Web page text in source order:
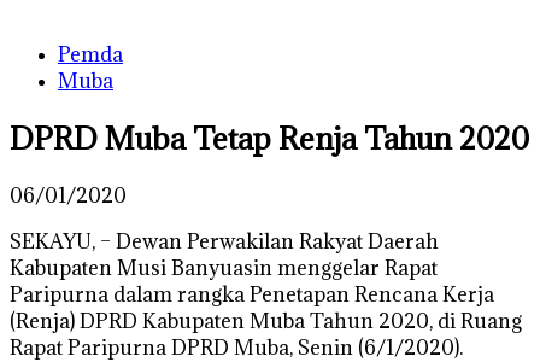
Pemda
Muba
DPRD Muba Tetap Renja Tahun 2020
06/01/2020
SEKAYU, – Dewan Perwakilan Rakyat Daerah
Kabupaten Musi Banyuasin menggelar Rapat
Paripurna dalam rangka Penetapan Rencana Kerja
(Renja) DPRD Kabupaten Muba Tahun 2020, di Ruang
Rapat Paripurna DPRD Muba, Senin (6/1/2020).